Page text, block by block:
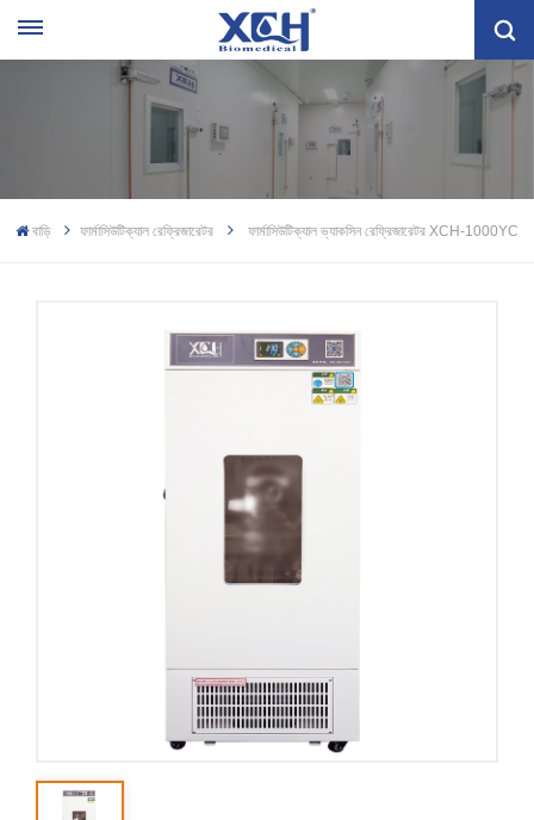
বাড়ি ফার্মাসিউটিক্যাল রেফ্রিজারেটর ফার্মাসিউটিক্যাল ভ্যাকসিন রেফ্রিজারেটর XCH-1000YC